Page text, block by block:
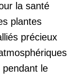
la santé
plantes
précieux
le